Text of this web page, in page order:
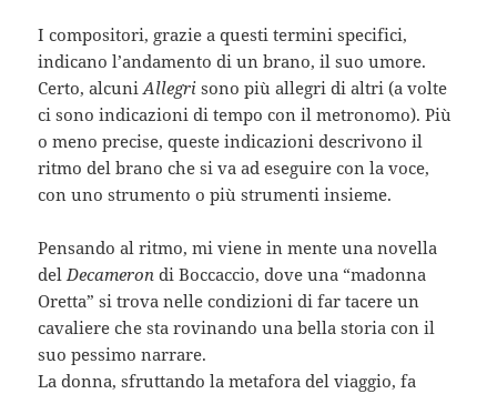
I compositori, grazie a questi termini specifici,
indicano l’andamento di un brano, il suo umore.
Certo, alcuniAllegri sono più allegri di altri (a volte
ci sono indicazioni di tempo con il metronomo). Più
o meno precise, queste indicazioni descrivono il
ritmo del brano che si va ad eseguire con la voce,
con uno strumento o più strumenti insieme.
Pensando al ritmo, mi viene in mente una novella
delDecameron di Boccaccio, dove una “madonna
Oretta” si trova nelle condizioni di far tacere un
cavaliere che sta rovinando una bella storia con il
suo pessimo narrare.
La donna, sfruttando la metafora del viaggio, fa